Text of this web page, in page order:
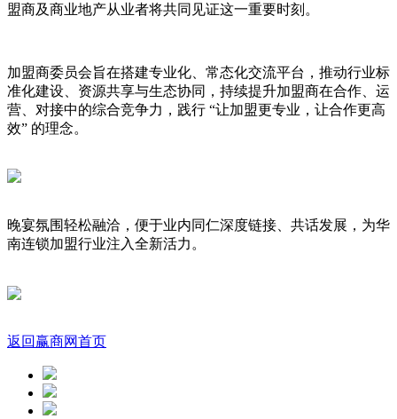
盟商及商业地产从业者将共同见证这一重要时刻。
加盟商委员会旨在搭建专业化、常态化交流平台，推动行业标
准化建设、资源共享与生态协同，持续提升加盟商在合作、运
营、对接中的综合竞争力，践行 “让加盟更专业，让合作更高
效” 的理念。
晚宴氛围轻松融洽，便于业内同仁深度链接、共话发展，为华
南连锁加盟行业注入全新活力。
返回赢商网首页